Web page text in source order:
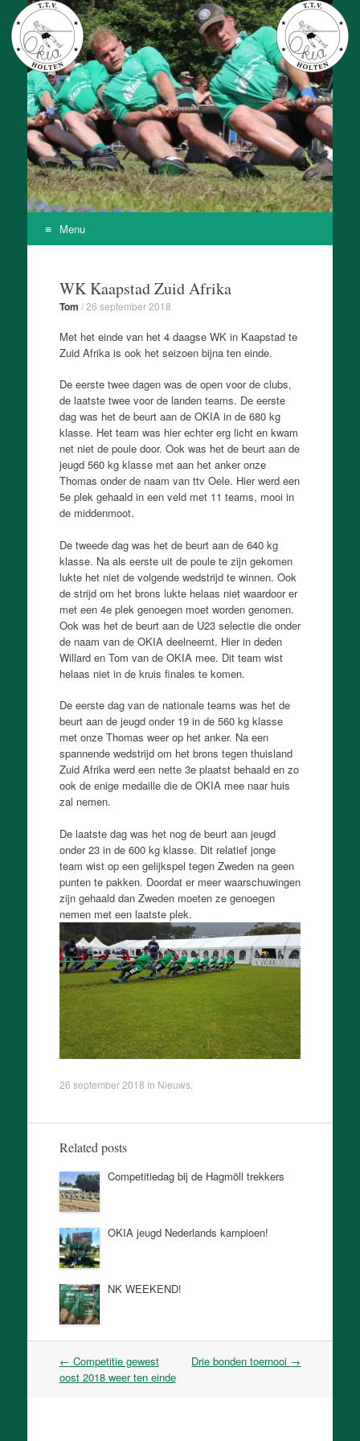
T.T.V. Okia
Onze Kracht Is Achteruit
Menu
contentWK Kaapstad Zuid Afrika
Tom /26 september 2018
Met het einde van het 4 daagse WK in Kaapstad te
Zuid Afrika is ook het seizoen bijna ten einde.
De eerste twee dagen was de open voor de clubs,
de laatste twee voor de landen teams. De eerste
dag was het de beurt aan de OKIA in de 680 kg
klasse. Het team was hier echter erg licht en kwam
net niet de poule door. Ook was het de beurt aan de
jeugd 560 kg klasse met aan het anker onze
Thomas onder de naam van ttv Oele. Hier werd een
5e plek gehaald in een veld met 11 teams, mooi in
de middenmoot.
De tweede dag was het de beurt aan de 640 kg
klasse. Na als eerste uit de poule te zijn gekomen
lukte het niet de volgende wedstrijd te winnen. Ook
de strijd om het brons lukte helaas niet waardoor er
met een 4e plek genoegen moet worden genomen.
Ook was het de beurt aan de U23 selectie die onder
de naam van de OKIA deelneemt. Hier in deden
Willard en Tom van de OKIA mee. Dit team wist
helaas niet in de kruis finales te komen.
De eerste dag van de nationale teams was het de
beurt aan de jeugd onder 19 in de 560 kg klasse
met onze Thomas weer op het anker. Na een
spannende wedstrijd om het brons tegen thuisland
Zuid Afrika werd een nette 3e plaatst behaald en zo
ook de enige medaille die de OKIA mee naar huis
zal nemen.
De laatste dag was het nog de beurt aan jeugd
onder 23 in de 600 kg klasse. Dit relatief jonge
team wist op een gelijkspel tegen Zweden na geen
punten te pakken. Doordat er meer waarschuwingen
zijn gehaald dan Zweden moeten ze genoegen
nemen met een laatste plek.
26 september 2018 in Nieuws.
Related posts
Competitiedag bij de Hagmöll trekkers
OKIA jeugd Nederlands kampioen!
NK WEEKEND!
Post
navigation
← Competitie gewest
oost 2018 weer ten einde
Drie bonden toernooi →